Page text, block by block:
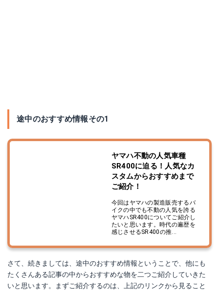
途中のおすすめ情報その1
ヤマハ不動の人気車種
SR400に迫る！人気なカ
スタムからおすすめまで
ご紹介！
今回はヤマハの製造販売するバ
イクの中でも不動の人気を誇る
ヤマハSR400についてご紹介し
たいと思います。時代の遍歴を
感じさせるSR400の推...
さて、続きましては、途中のおすすめ情報ということで、他にも
たくさんある記事の中からおすすめな物を二つご紹介していきた
いと思います。まずご紹介するのは、上記のリンクから見ること